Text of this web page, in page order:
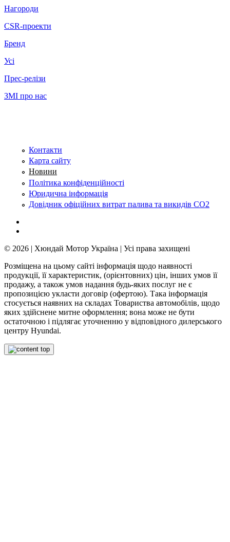
Нагороди
CSR-проекти
Бренд
Усі
Прес-релізи
ЗМІ про нас
Контакти
Карта сайту
Новини
Політика конфіденційності
Юридична інформація
Довідник офіційних витрат палива та викидів СО2
© 2026 | Хюндай Мотор Україна | Усі права захищені
Розміщена на цьому сайті інформація щодо наявності
продукції, її характеристик, (орієнтовних) цін, інших умов її
продажу, а також умов надання будь-яких послуг не є
пропозицією укласти договір (офертою). Така інформація
стосується наявних на складах Товариства автомобілів, щодо
яких здійснене митне оформлення; вона може не бути
остаточною і підлягає уточненню у відповідного дилерського
центру Hyundai.